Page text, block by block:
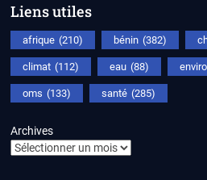
Liens utiles
afrique (210) bénin (382)
climat (112) eau (88)
oms (133) santé (285)
Archives